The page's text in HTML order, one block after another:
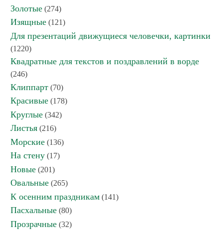
Золотые (274)
Изящные (121)
Для презентаций движущиеся человечки, картинки
(1220)
Квадратные для текстов и поздравлений в ворде
(246)
Клиппарт (70)
Красивые (178)
Круглые (342)
Листья (216)
Морские (136)
На стену (17)
Новые (201)
Овальные (265)
К осенним праздникам (141)
Пасхальные (80)
Прозрачные (32)